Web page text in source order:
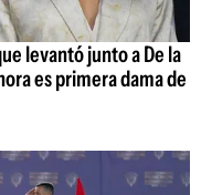
levantó junto a De la
es primera dama de